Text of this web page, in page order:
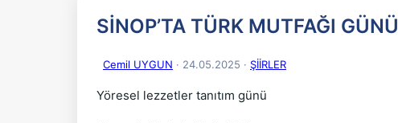
SİNOP’TA TÜRK MUTFAĞI GÜNÜ
Cemil UYGUN · 24.05.2025 · ŞİİRLER
Yöresel lezzetler tanıtım günü